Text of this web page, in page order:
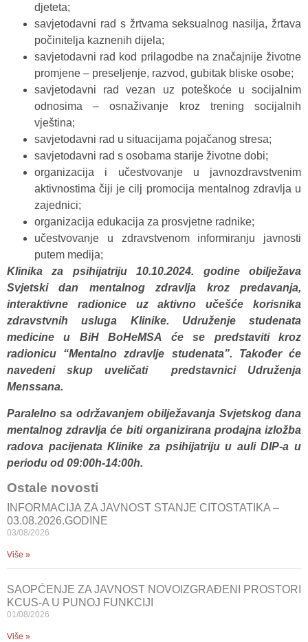
djeteta;
savjetodavni rad s žrtvama seksualnog nasilja, žrtava
počinitelja kaznenih dijela;
savjetodavni rad kod prilagodbe na značajnije životne
promjene – preseljenje, razvod, gubitak bliske osobe;
savjetodavni rad vezan uz poteškoće u socijalnim
odnosima – osnaživanje kroz trening socijalnih
vještina;
savjetodavni rad u situacijama pojačanog stresa;
savjetodavni rad s osobama starije životne dobi;
organizacija i učestvovanje u javnozdravstvenim
aktivnostima čiji je cilj promocija mentalnog zdravlja u
zajednici;
organizacija edukacija za prosvjetne radnike;
učestvovanje u zdravstvenom informiranju javnosti
putem medija;
Klinika za psihijatriju 10.10.2024. godine obilježava
Svjetski dan mentalnog zdravlja kroz predavanja,
interaktivne radionice uz aktivno učešće korisnika
zdravstvnih usluga Klinike. Udruženje studenata
medicine u BiH BoHeMSA će se predstaviti kroz
radionicu “Mentalno zdravlje studenata”. Također će
navedeni skup uveličati predstavnici Udruženja
Menssana.
Paralelno sa održavanjem obilježavanja Svjetskog dana
mentalnog zdravlja će biti organizirana prodajna izložba
radova pacijenata Klinike za psihijatriju u auli DIP-a u
periodu od 09:00h-14:00h.
Ostale novosti
INFORMACIJA ZA JAVNOST STANJE CITOSTATIKA –
03.08.2026.GODINE
03/08/2026
Više »
SAOPĆENJE ZA JAVNOST NOVOIZGRAĐENI PROSTORI
KCUS-A U PUNOJ FUNKCIJI
01/08/2026
Više »